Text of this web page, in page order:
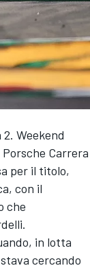
Weekend
Carrera
per il titolo,
con il
che
in lotta
cercando